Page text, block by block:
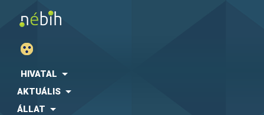
HIVATAL
AKTUÁLIS
ÁLLAT